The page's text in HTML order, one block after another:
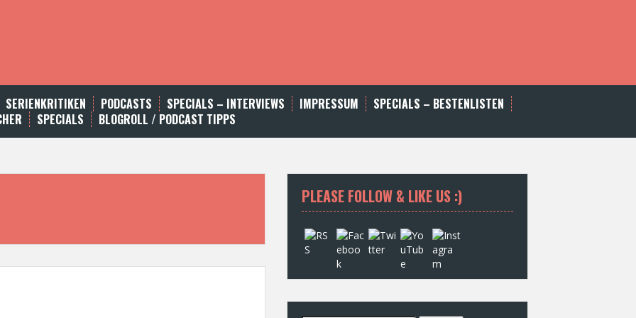
SERIENKRITIKEN PODCASTS SPECIALS – INTERVIEWS IMPRESSUM
SPECIALS – BESTENLISTEN
SPECIALS BLOGROLL / PODCAST TIPPS
PLEASE FOLLOW & LIKE US :)